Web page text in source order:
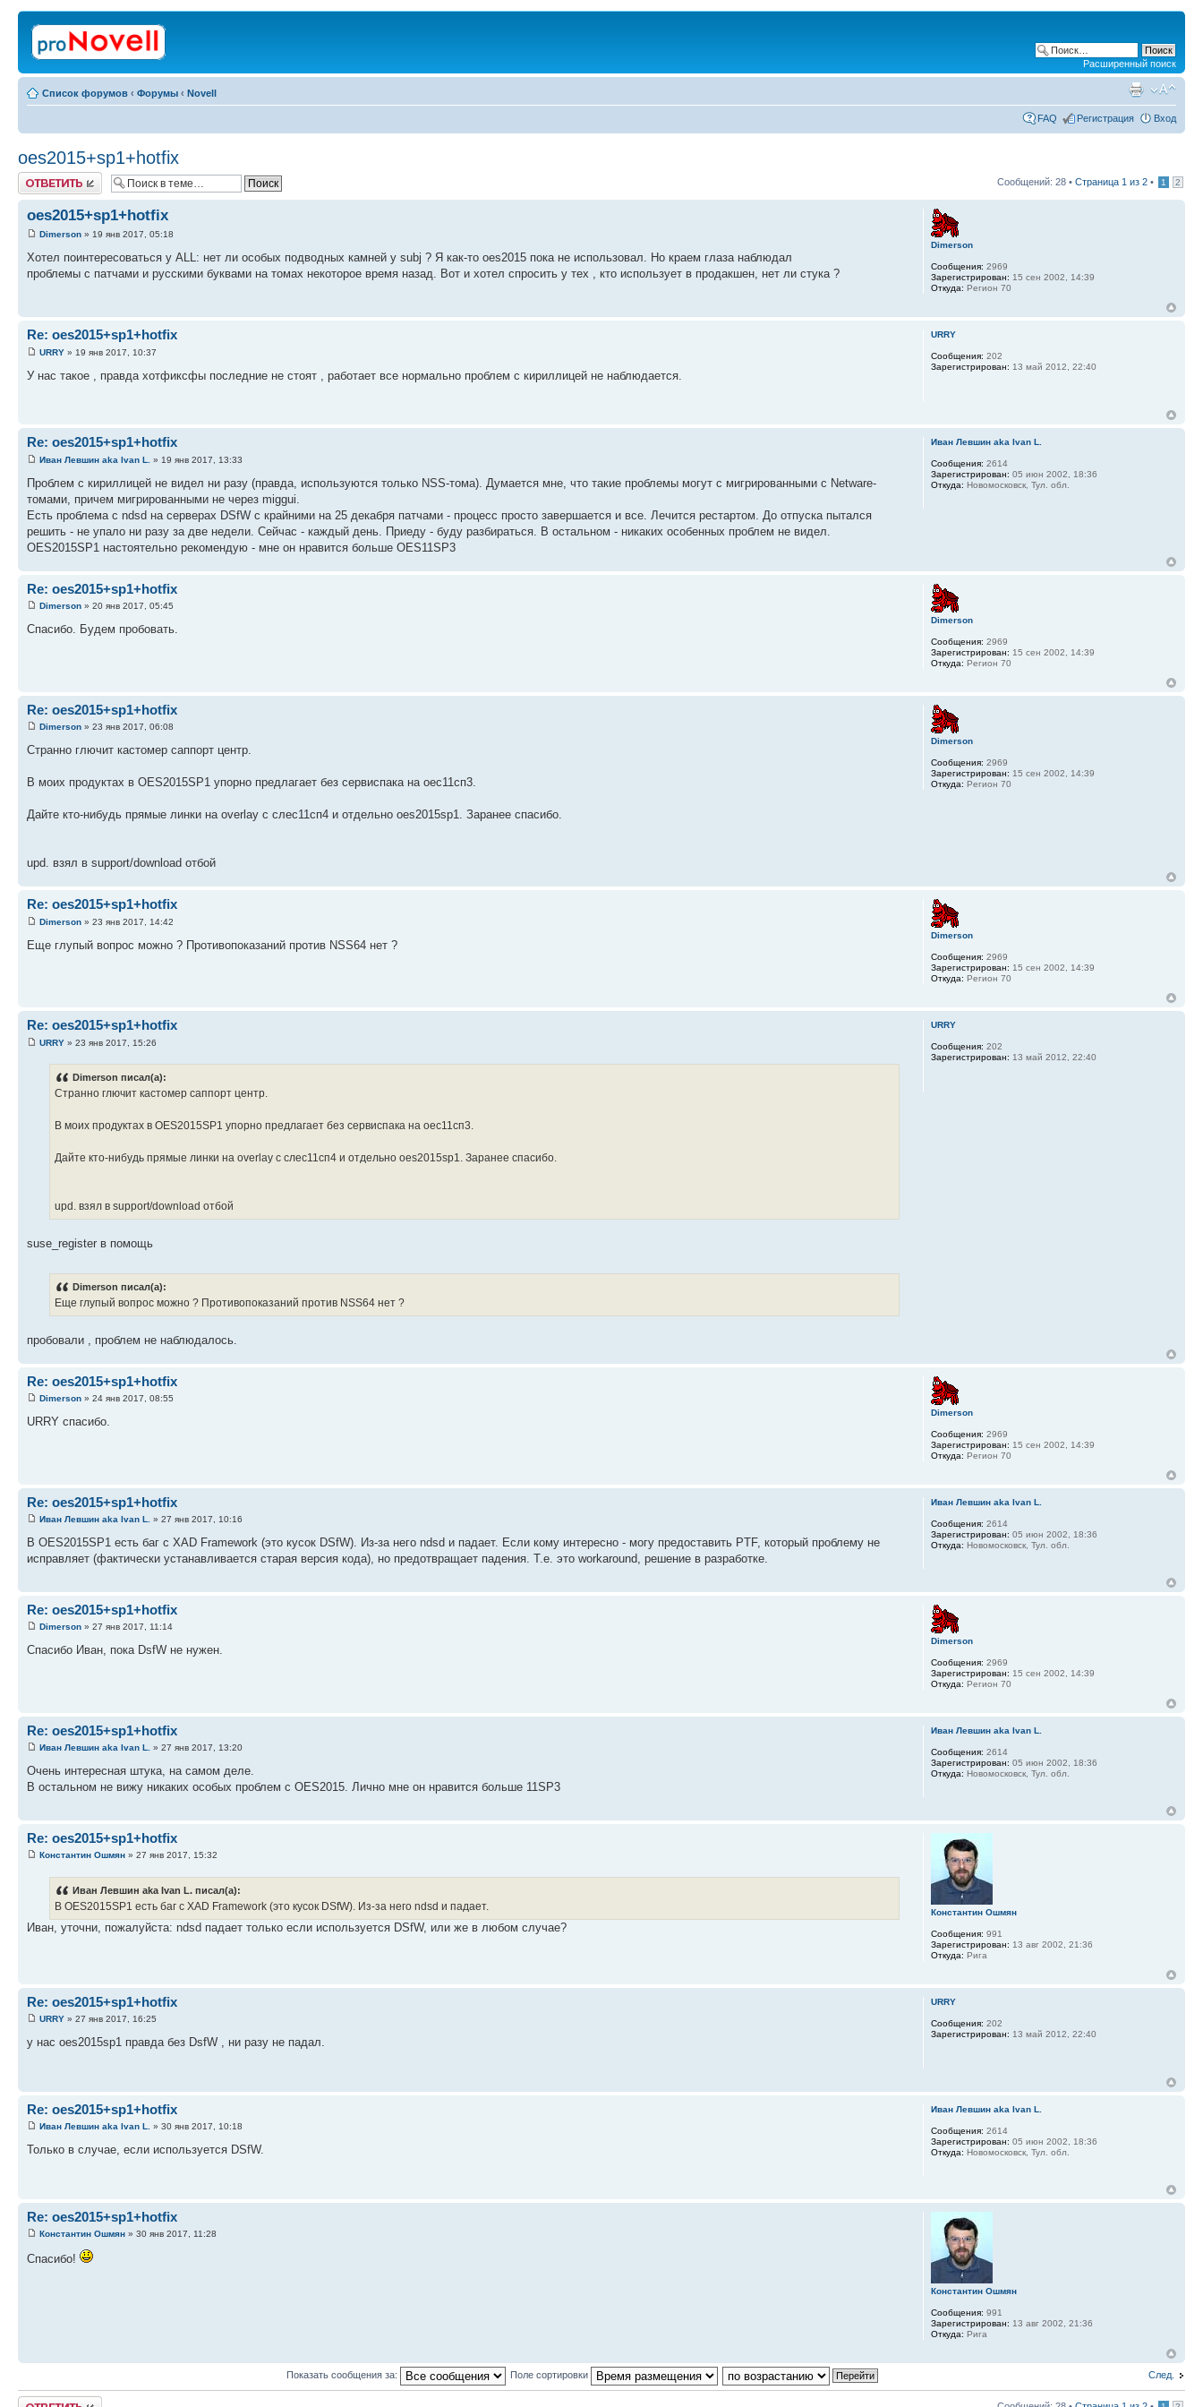
Расширенный поиск
Список форумов ‹ Форумы ‹ Novell
FAQ Регистрация Вход
oes2015+sp1+hotfix
Ответить Сообщений: 28 • Страница 1 из 2 • 1 2
oes2015+sp1+hotfix
Dimerson » 19 янв 2017, 05:18
Хотел поинтересоваться у ALL: нет ли особых подводных камней у subj ? Я как-то oes2015 пока не использовал. Но краем глаза наблюдал
проблемы с патчами и русскими буквами на томах некоторое время назад. Вот и хотел спросить у тех , кто использует в продакшен, нет ли стука ?
Dimerson
Сообщения: 2969
Зарегистрирован: 15 сен 2002, 14:39
Откуда: Регион 70
Re: oes2015+sp1+hotfix
URRY » 19 янв 2017, 10:37
У нас такое , правда хотфиксфы последние не стоят , работает все нормально проблем с кириллицей не наблюдается.
URRY
Сообщения: 202
Зарегистрирован: 13 май 2012, 22:40
Re: oes2015+sp1+hotfix
Иван Левшин aka Ivan L. » 19 янв 2017, 13:33
Проблем с кириллицей не видел ни разу (правда, используются только NSS-тома). Думается мне, что такие проблемы могут с мигрированными с Netware-
томами, причем мигрированными не через miggui.
Есть проблема с ndsd на серверах DSfW с крайними на 25 декабря патчами - процесс просто завершается и все. Лечится рестартом. До отпуска пытался
решить - не упало ни разу за две недели. Сейчас - каждый день. Приеду - буду разбираться. В остальном - никаких особенных проблем не видел.
OES2015SP1 настоятельно рекомендую - мне он нравится больше OES11SP3
Иван Левшин aka Ivan L.
Сообщения: 2614
Зарегистрирован: 05 июн 2002, 18:36
Откуда: Новомосковск, Тул. обл.
Re: oes2015+sp1+hotfix
Dimerson » 20 янв 2017, 05:45
Спасибо. Будем пробовать.
Dimerson
Сообщения: 2969
Зарегистрирован: 15 сен 2002, 14:39
Откуда: Регион 70
Re: oes2015+sp1+hotfix
Dimerson » 23 янв 2017, 06:08
Странно глючит кастомер саппорт центр.
В моих продуктах в OES2015SP1 упорно предлагает без сервиспака на оес11сп3.
Дайте кто-нибудь прямые линки на overlay с слес11сп4 и отдельно oes2015sp1. Заранее спасибо.
upd. взял в support/download отбой
Dimerson
Сообщения: 2969
Зарегистрирован: 15 сен 2002, 14:39
Откуда: Регион 70
Re: oes2015+sp1+hotfix
Dimerson » 23 янв 2017, 14:42
Еще глупый вопрос можно ? Противопоказаний против NSS64 нет ?
Dimerson
Сообщения: 2969
Зарегистрирован: 15 сен 2002, 14:39
Откуда: Регион 70
Re: oes2015+sp1+hotfix
URRY » 23 янв 2017, 15:26
Dimerson писал(а):
Странно глючит кастомер саппорт центр.
В моих продуктах в OES2015SP1 упорно предлагает без сервиспака на оес11сп3.
Дайте кто-нибудь прямые линки на overlay с слес11сп4 и отдельно oes2015sp1. Заранее спасибо.
upd. взял в support/download отбой
suse_register в помощь
Dimerson писал(а):
Еще глупый вопрос можно ? Противопоказаний против NSS64 нет ?
пробовали , проблем не наблюдалось.
URRY
Сообщения: 202
Зарегистрирован: 13 май 2012, 22:40
Re: oes2015+sp1+hotfix
Dimerson » 24 янв 2017, 08:55
URRY спасибо.
Dimerson
Сообщения: 2969
Зарегистрирован: 15 сен 2002, 14:39
Откуда: Регион 70
Re: oes2015+sp1+hotfix
Иван Левшин aka Ivan L. » 27 янв 2017, 10:16
В OES2015SP1 есть баг с XAD Framework (это кусок DSfW). Из-за него ndsd и падает. Если кому интересно - могу предоставить PTF, который проблему не
исправляет (фактически устанавливается старая версия кода), но предотвращает падения. Т.е. это workaround, решение в разработке.
Иван Левшин aka Ivan L.
Сообщения: 2614
Зарегистрирован: 05 июн 2002, 18:36
Откуда: Новомосковск, Тул. обл.
Re: oes2015+sp1+hotfix
Dimerson » 27 янв 2017, 11:14
Спасибо Иван, пока DsfW не нужен.
Dimerson
Сообщения: 2969
Зарегистрирован: 15 сен 2002, 14:39
Откуда: Регион 70
Re: oes2015+sp1+hotfix
Иван Левшин aka Ivan L. » 27 янв 2017, 13:20
Очень интересная штука, на самом деле.
В остальном не вижу никаких особых проблем с OES2015. Лично мне он нравится больше 11SP3
Иван Левшин aka Ivan L.
Сообщения: 2614
Зарегистрирован: 05 июн 2002, 18:36
Откуда: Новомосковск, Тул. обл.
Re: oes2015+sp1+hotfix
Константин Ошмян » 27 янв 2017, 15:32
Иван Левшин aka Ivan L. писал(а):
В OES2015SP1 есть баг с XAD Framework (это кусок DSfW). Из-за него ndsd и падает.
Иван, уточни, пожалуйста: ndsd падает только если используется DSfW, или же в любом случае?
Константин Ошмян
Сообщения: 991
Зарегистрирован: 13 авг 2002, 21:36
Откуда: Рига
Re: oes2015+sp1+hotfix
URRY » 27 янв 2017, 16:25
у нас oes2015sp1 правда без DsfW , ни разу не падал.
URRY
Сообщения: 202
Зарегистрирован: 13 май 2012, 22:40
Re: oes2015+sp1+hotfix
Иван Левшин aka Ivan L. » 30 янв 2017, 10:18
Только в случае, если используется DSfW.
Иван Левшин aka Ivan L.
Сообщения: 2614
Зарегистрирован: 05 июн 2002, 18:36
Откуда: Новомосковск, Тул. обл.
Re: oes2015+sp1+hotfix
Константин Ошмян » 30 янв 2017, 11:28
Спасибо!
Константин Ошмян
Сообщения: 991
Зарегистрирован: 13 авг 2002, 21:36
Откуда: Рига
След.
Показать сообщения за: Поле сортировки
Ответить